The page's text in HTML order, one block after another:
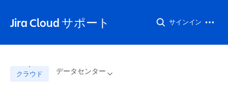
Jira Cloud サポート サインイン
クラウド データセンター